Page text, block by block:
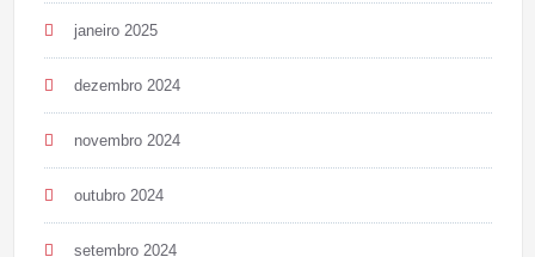
janeiro 2025
dezembro 2024
novembro 2024
outubro 2024
setembro 2024